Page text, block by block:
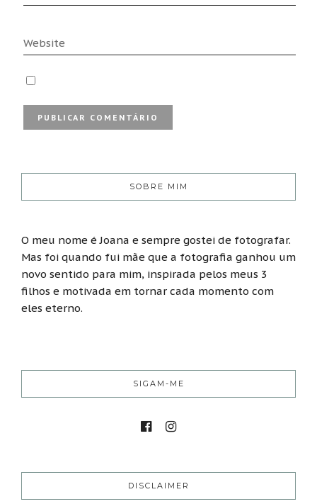
SOBRE MIM
O meu nome é Joana e sempre gostei de fotografar.
Mas foi quando fui mãe que a fotografia ganhou um
novo sentido para mim, inspirada pelos meus 3
filhos e motivada em tornar cada momento com
eles eterno.
SIGAM-ME
DISCLAIMER